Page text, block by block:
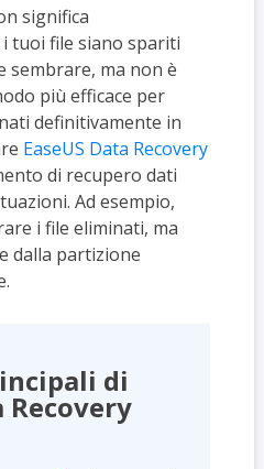
significa
tuoi file siano spariti
sembrare, ma non è
più efficace per
definitivamente in
EaseUS Data Recovery
di recupero dati
Ad esempio,
i file eliminati, ma
dalla partizione
di
Recovery